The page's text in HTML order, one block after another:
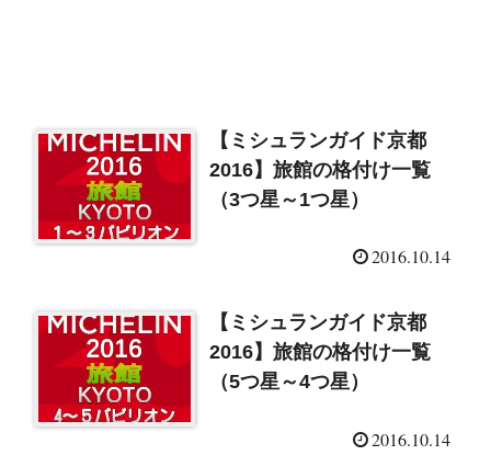
【ミシュランガイド京都
2016】旅館の格付け一覧
（3つ星～1つ星）
2016.10.14
【ミシュランガイド京都
2016】旅館の格付け一覧
（5つ星～4つ星）
2016.10.14